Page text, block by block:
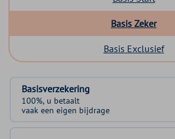
Basis Zeker
Basis Exclusief
Basisverzekering
100%, u betaalt
vaak een eigen bijdrage